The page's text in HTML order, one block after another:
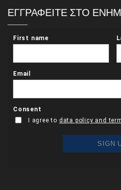
ΕΓΓΡΑΦΕΙΤΕ ΣΤΟ